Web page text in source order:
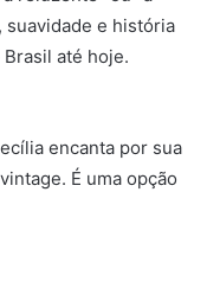
suavidade e história
até hoje.
encanta por sua
É uma opção